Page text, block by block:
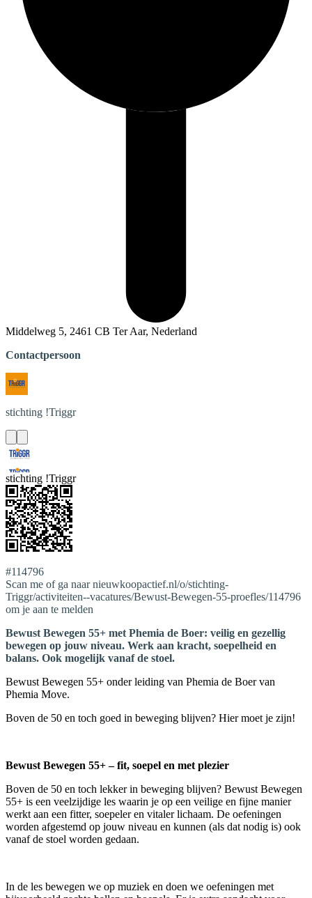
Middelweg 5, 2461 CB Ter Aar, Nederland
Contactpersoon
stichting !Triggr
stichting !Triggr
#114796
Scan me of ga naar nieuwkoopactief.nl/o/stichting-
Triggr/activiteiten--vacatures/Bewust-Bewegen-55-proefles/114796
om je aan te melden
Bewust Bewegen 55+ met Phemia de Boer: veilig en gezellig
bewegen op jouw niveau. Werk aan kracht, soepelheid en
balans. Ook mogelijk vanaf de stoel.
Bewust Bewegen 55+ onder leiding van Phemia de Boer van
Phemia Move.
Boven de 50 en toch goed in beweging blijven? Hier moet je zijn!
Bewust Bewegen 55+ – fit, soepel en met plezier
Boven de 50 en toch lekker in beweging blijven? Bewust Bewegen
55+ is een veelzijdige les waarin je op een veilige en fijne manier
werkt aan een fitter, soepeler en vitaler lichaam. De oefeningen
worden afgestemd op jouw niveau en kunnen (als dat nodig is) ook
vanaf de stoel worden gedaan.
In de les bewegen we op muziek en doen we oefeningen met